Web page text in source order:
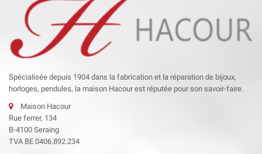
Spécialisée depuis 1904 dans la fabrication et la réparation de bijoux,
horloges, pendules, la maison Hacour est réputée pour son savoir-faire.
Maison Hacour
Rue ferrer, 134
B-4100 Seraing
TVA BE 0406.892.234